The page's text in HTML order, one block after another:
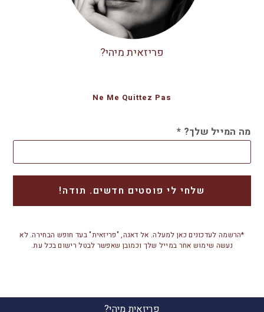
פריזאית מיהי?
Ne Me Quittez Pas
מה המייל שלך? *
*הרשמה לעדכונים כאן למעלה. אל דאגה, "פריזאית" בעד חופש הבחירה. לא
נעשה שימוש אחר במייל שלך וכמובן שאפשר לבטל רישום בכל עת.
פריזאית מיהי?